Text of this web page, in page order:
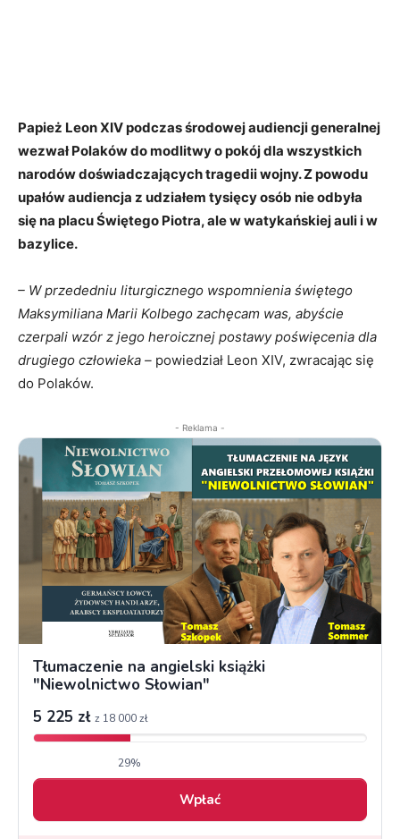
Papież Leon XIV podczas środowej audiencji generalnej
wezwał Polaków do modlitwy o pokój dla wszystkich
narodów doświadczających tragedii wojny. Z powodu
upałów audiencja z udziałem tysięcy osób nie odbyła
się na placu Świętego Piotra, ale w watykańskiej auli i w
bazylice.
– W przededniu liturgicznego wspomnienia świętego
Maksymiliana Marii Kolbego zachęcam was, abyście
czerpali wzór z jego heroicznej postawy poświęcenia dla
drugiego człowieka – powiedział Leon XIV, zwracając się
do Polaków.
- Reklama -